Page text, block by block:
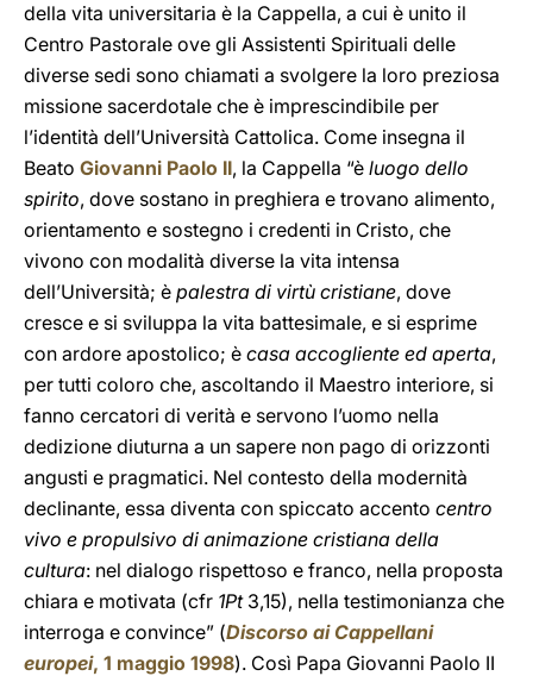
della vita universitaria è la Cappella, a cui è unito il
Centro Pastorale ove gli Assistenti Spirituali delle
diverse sedi sono chiamati a svolgere la loro preziosa
missione sacerdotale che è imprescindibile per
l’identità dell’Università Cattolica. Come insegna il
Beato Giovanni Paolo II, la Cappella “è luogo dello
spirito, dove sostano in preghiera e trovano alimento,
orientamento e sostegno i credenti in Cristo, che
vivono con modalità diverse la vita intensa
dell’Università; è palestra di virtù cristiane, dove
cresce e si sviluppa la vita battesimale, e si esprime
con ardore apostolico; è casa accogliente ed aperta,
per tutti coloro che, ascoltando il Maestro interiore, si
fanno cercatori di verità e servono l’uomo nella
dedizione diuturna a un sapere non pago di orizzonti
angusti e pragmatici. Nel contesto della modernità
declinante, essa diventa con spiccato accento centro
vivo e propulsivo di animazione cristiana della
cultura: nel dialogo rispettoso e franco, nella proposta
chiara e motivata (cfr 1Pt3,15), nella testimonianza che
interroga e convince” (Discorso ai Cappellani
europei, 1 maggio 1998). Così Papa Giovanni Paolo II